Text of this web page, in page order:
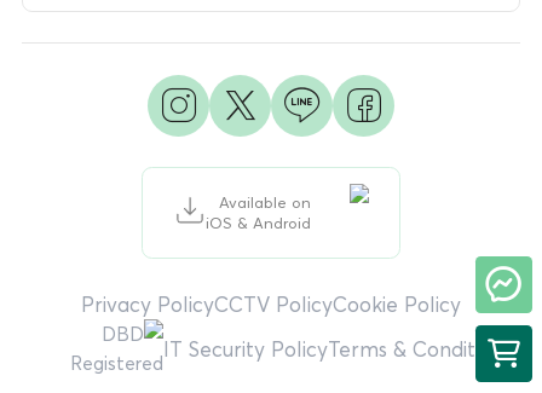
Available on
iOS & Android
Cookie Policy
CCTV Policy
Privacy Policy
Terms & Condition
IT Security Policy